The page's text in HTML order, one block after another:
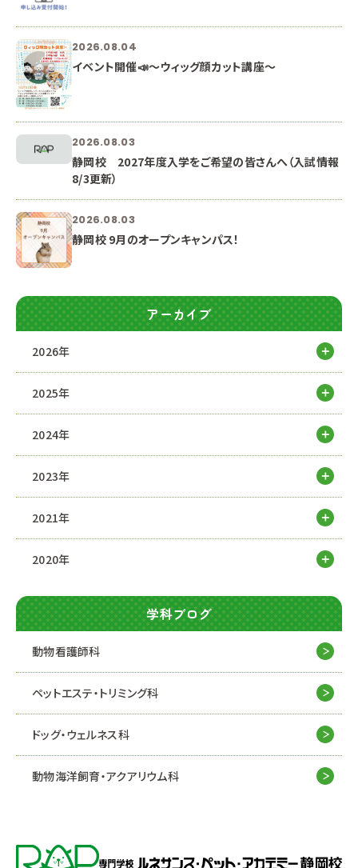
2026.08.04
イベント開催📣～ウィッグ顔カット講座～
2026.08.03
静岡校 2027年度入学をご希望の皆さんへ（入試情報
8/3更新）
2026.08.03
静岡校 9月のオープンキャンパス！
アーカイブ
2026年
2025年
2024年
2023年
2021年
2020年
学科ブログ
動物看護師科
ペットエステ・トリミング科
ドッグ・ウェルネス科
動物海洋飼育・アクアリウム科